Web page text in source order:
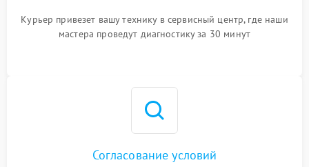
Курьер привезет вашу технику в сервисный центр, где наши
мастера проведут диагностику за 30 минут
Согласование условий